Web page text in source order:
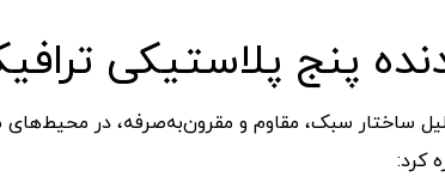
پنج پلاستیکی
ساختار سبک، مقاوم و مقرون‌به‌صرفه، در محیط‌های
کرد: